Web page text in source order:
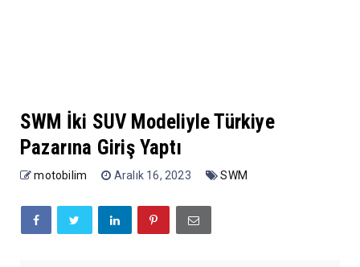
SWM İki SUV Modeliyle Türkiye
Pazarına Giriş Yaptı
motobilim Aralık 16, 2023 SWM